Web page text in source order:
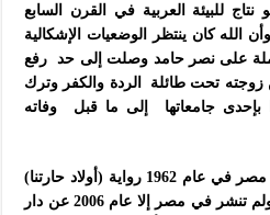
للبيئة العربية في القرن السابع
الله كان ينتظر الوضعيات الإشكالية
على نصر حامد وصلت إلى حد رفع
زوجته تحت طائلة الردة والكفر وترك
بإحدى جامعاتها إلى ما قبل وفاته
وفي مجال السرد صدرت خارج مصر في عام 1962 رواية (أولاد حارتنا)
لنجيب محفوظ عن دار الآداب ولم تنشر في مصر إلا عام 2006 عن دار